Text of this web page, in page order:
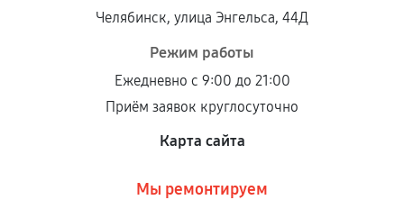
Челябинск, улица Энгельса, 44Д
Режим работы
Ежедневно с 9:00 до 21:00
Приём заявок круглосуточно
Карта сайта
Мы ремонтируем